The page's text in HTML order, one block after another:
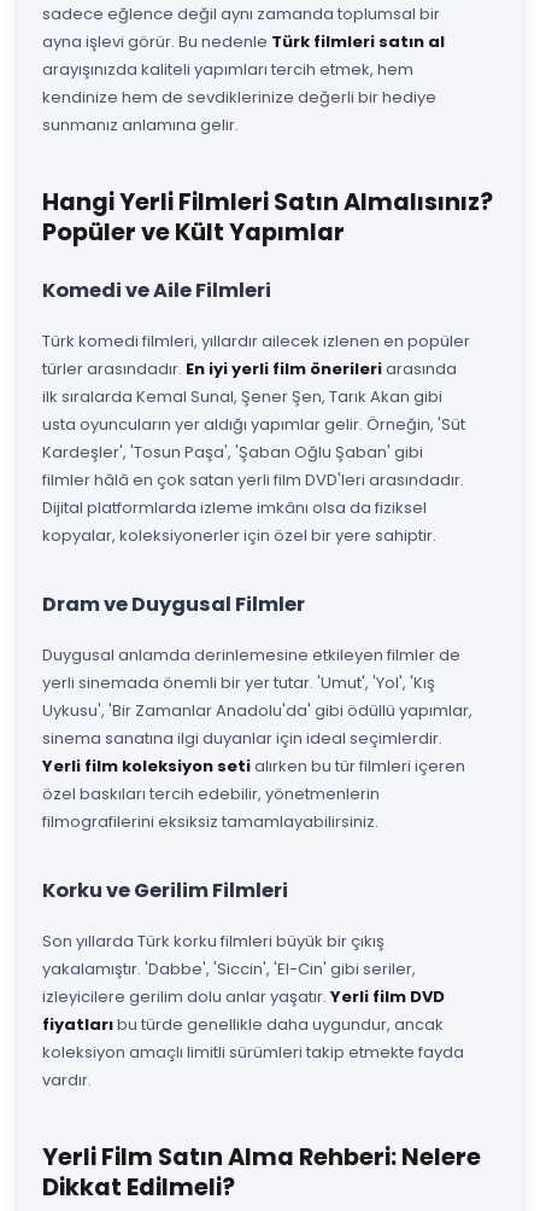
sadece eğlence değil aynı zamanda toplumsal bir
ayna işlevi görür. Bu nedenle Türk filmleri satın al
arayışınızda kaliteli yapımları tercih etmek, hem
kendinize hem de sevdiklerinize değerli bir hediye
sunmanız anlamına gelir.
Hangi Yerli Filmleri Satın Almalısınız?
Popüler ve Kült Yapımlar
Komedi ve Aile Filmleri
Türk komedi filmleri, yıllardır ailecek izlenen en popüler
türler arasındadır. En iyi yerli film önerileriarasında
ilk sıralarda Kemal Sunal, Şener Şen, Tarık Akan gibi
usta oyuncuların yer aldığı yapımlar gelir. Örneğin, 'Süt
Kardeşler', 'Tosun Paşa', 'Şaban Oğlu Şaban' gibi
filmler hâlâ en çok satan yerli film DVD'leri arasındadır.
Dijital platformlarda izleme imkânı olsa da fiziksel
kopyalar, koleksiyonerler için özel bir yere sahiptir.
Dram ve Duygusal Filmler
Duygusal anlamda derinlemesine etkileyen filmler de
yerli sinemada önemli bir yer tutar. 'Umut', 'Yol', 'Kış
Uykusu', 'Bir Zamanlar Anadolu'da' gibi ödüllü yapımlar,
sinema sanatına ilgi duyanlar için ideal seçimlerdir.
Yerli film koleksiyon setialırken bu tür filmleri içeren
özel baskıları tercih edebilir, yönetmenlerin
filmografilerini eksiksiz tamamlayabilirsiniz.
Korku ve Gerilim Filmleri
Son yıllarda Türk korku filmleri büyük bir çıkış
yakalamıştır. 'Dabbe', 'Siccin', 'El-Cin' gibi seriler,
izleyicilere gerilim dolu anlar yaşatır. Yerli film DVD
fiyatlarıbu türde genellikle daha uygundur, ancak
koleksiyon amaçlı limitli sürümleri takip etmekte fayda
vardır.
Yerli Film Satın Alma Rehberi: Nelere
Dikkat Edilmeli?